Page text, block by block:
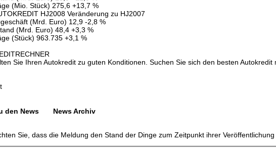
(Mio. Stück) 275,6 +13,7 %
HJ2008 Veränderung zu HJ2007
(Mrd. Euro) 12,9 -2,8 %
(Mrd. Euro) 48,4 +3,3 %
(Stück) 963.735 +3,1 %
Sie Ihren Autokredit zu guten Konditionen. Suchen Sie sich den besten
den News News Archiv
Sie, dass die Meldung den Stand der Dinge zum Zeitpunkt ihrer Veröffentlichung